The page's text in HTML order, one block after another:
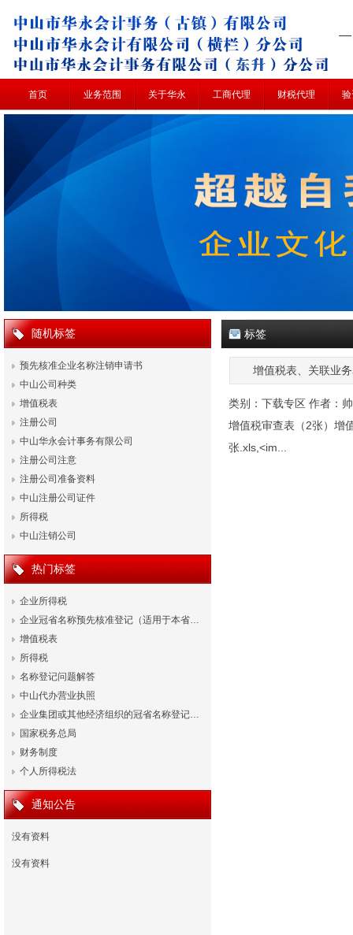
首页 业务范围 关于华永 工商代理 财税代理
标签
增值税表、关联业
类别： 下载专区 作者：
增值税审查表（2张）增
张.xls,<im...
随机标签
预先核准企业名称注销申请书
中山公司种类
增值税表
注册公司
中山华永会计事务有限公司
注册公司注意
注册公司准备资料
中山注册公司证件
所得税
中山注销公司
热门标签
企业所得税
企业冠省名称预先核准登记（适用于本省…
增值税表
所得税
名称登记问题解答
中山代办营业执照
企业集团或其他经济组织的冠省名称登记…
国家税务总局
财务制度
个人所得税法
通知公告
没有资料
没有资料